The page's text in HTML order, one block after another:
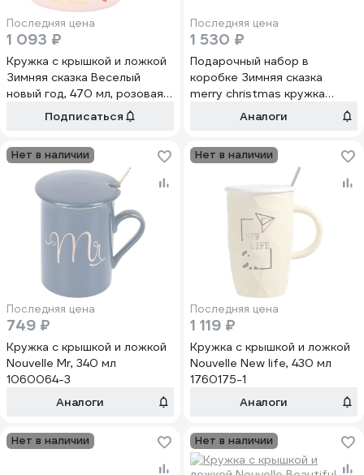
Последняя цена
1 093 ₽
Кружка с крышкой и ложкой
Зимняя сказка Веселый
новый год, 470 мл, розовая
680094-3Подписаться
Последняя цена
1 530 ₽
Подарочный набор в
коробке Зимняя сказка
merry christmas кружка
380мл, крышка, ложка,
Аналоги
Нет в наличии
Последняя цена
749 ₽
Кружка с крышкой и ложкой
Nouvelle Mr, 340 мл
1060064-3
Аналоги
Нет в наличии
Последняя цена
1 119 ₽
Кружка с крышкой и ложкой
Nouvelle New life, 430 мл
1760175-1
Аналоги
Нет в наличии Нет в наличии